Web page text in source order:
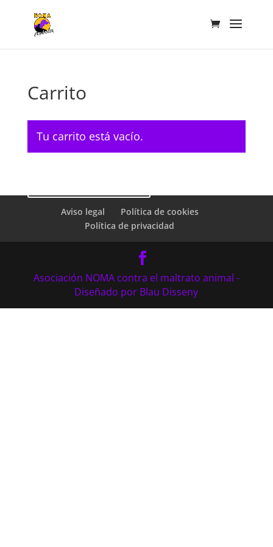
Carrito
Tu carrito está vacío.
Aviso legal
Política de cookies
Política de privacidad
Asociación NOMA contra el maltrato animal -
Diseñado por Blau Disseny